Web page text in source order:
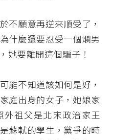
不願意再逆來順受了，
什麼還要忍受一個爛男
她要離開這個騙子！
能不知道該如何是好，
庭出身的女子，她娘家
祖父是北宋政治家王
蘇軾的學生，黨爭的時